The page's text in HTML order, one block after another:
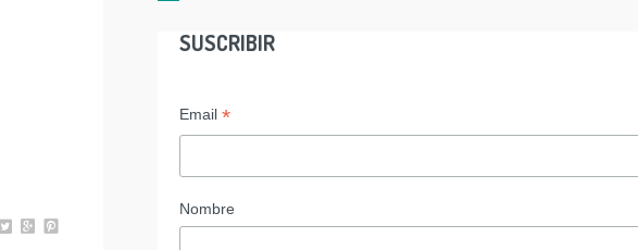
SUSCRIBIR
Email *
Nombre